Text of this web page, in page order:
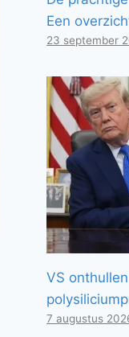
Een
23 september
VS
7 augustus